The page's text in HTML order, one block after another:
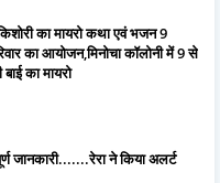
का मायरो कथा एवं भजन 9
का आयोजन,मिनोचा कॉलोनी में 9 से
का मायरो
जानकारी.......रेरा ने किया अलर्ट